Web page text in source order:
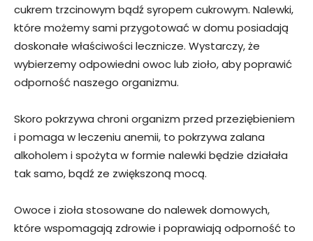
cukrem trzcinowym bądź syropem cukrowym. Nalewki,
które możemy sami przygotować w domu posiadają
doskonałe właściwości lecznicze. Wystarczy, że
wybierzemy odpowiedni owoc lub zioło, aby poprawić
odporność naszego organizmu.
Skoro pokrzywa chroni organizm przed przeziębieniem
i pomaga w leczeniu anemii, to pokrzywa zalana
alkoholem i spożyta w formie nalewki będzie działała
tak samo, bądź ze zwiększoną mocą.
Owoce i zioła stosowane do nalewek domowych,
które wspomagają zdrowie i poprawiają odporność to